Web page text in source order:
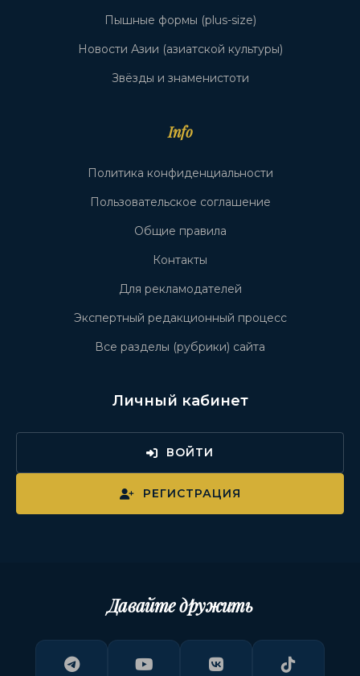
Пышные формы (plus-size)
Новости Азии (азиатской культуры)
Звёзды и знаменистоти
Info
Политика конфиденциальности
Пользовательское соглашение
Общие правила
Контакты
Для рекламодателей
Экспертный редакционный процесс
Все разделы (рубрики) сайта
Личный кабинет
ВОЙТИ
РЕГИСТРАЦИЯ
Давайте дружить